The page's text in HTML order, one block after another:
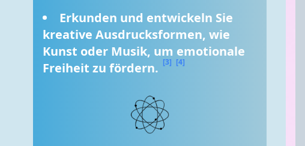
Erkunden und entwickeln Sie
kreative Ausdrucksformen, wie
Kunst oder Musik, um emotionale
Freiheit zu fördern. [3] [4]